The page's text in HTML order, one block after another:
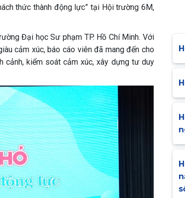
thức thành động lực” tại Hội trường 6M,
Đại học Sư phạm TP. Hồ Chí Minh. Với
cảm xúc, báo cáo viên đã mang đến cho
cảnh, kiểm soát cảm xúc, xây dựng tư duy